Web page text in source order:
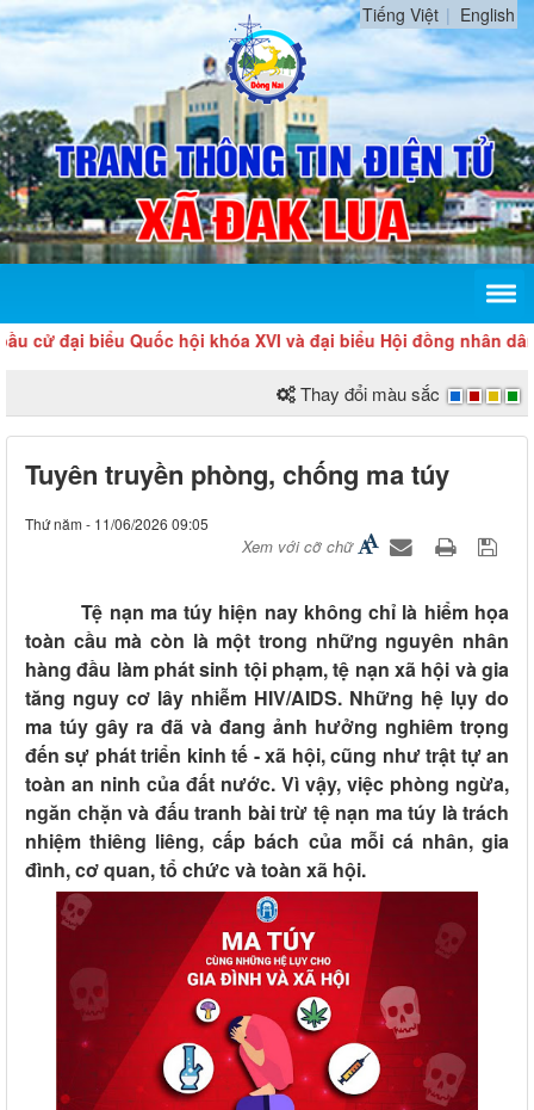
Tiếng Việt English
biểu Quốc hội khóa XVI và đại biểu Hội đồng nhân dân các
Thay đổi màu sắc
Tuyên truyền phòng, chống ma túy
Thứ năm - 11/06/2026 09:05
Xem với cỡ chữ
Tệ nạn ma túy hiện nay không chỉ là hiểm họa
toàn cầu mà còn là một trong những nguyên nhân
hàng đầu làm phát sinh tội phạm, tệ nạn xã hội và gia
tăng nguy cơ lây nhiễm HIV/AIDS. Những hệ lụy do
ma túy gây ra đã và đang ảnh hưởng nghiêm trọng
đến sự phát triển kinh tế - xã hội, cũng như trật tự an
toàn an ninh của đất nước. Vì vậy, việc phòng ngừa,
ngăn chặn và đấu tranh bài trừ tệ nạn ma túy là trách
nhiệm thiêng liêng, cấp bách của mỗi cá nhân, gia
đình, cơ quan, tổ chức và toàn xã hội.